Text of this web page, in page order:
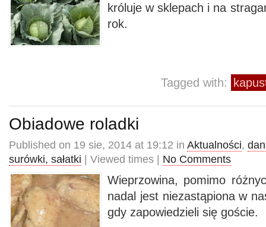
króluje w sklepach i na
rok.
Tagged with:
Obiadowe roladki
Published on 19 sie, 2014 at 19:12 in Aktualności,
surówki, sałatki | Viewed times | No Comments
Wieprzowina, pomimo
nadal jest niezastąpiona w
gdy zapowiedzieli się goście.